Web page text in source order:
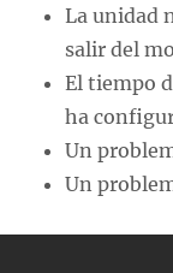
La unidad
salir del
El tiempo
ha
Un
Un